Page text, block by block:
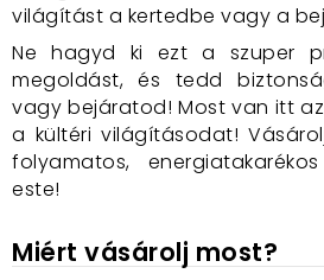
világítást a kertedbe vagy a
Ne hagyd ki ezt a szuper
megoldást, és tedd
vagy bejáratod! Most van itt
a kültéri világításodat!
folyamatos,
este!
Miért vásárolj most?